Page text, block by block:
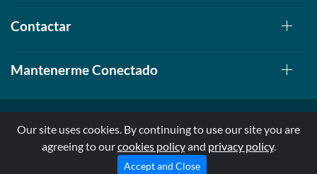
Contactar
Mantenerme Conectado
© 1999-2026, AllStarHealth.com | All Rights Reserved
* Estas declaraciones no han sido evaluadas por la FDA
Our site uses cookies. By continuing to use our site you are
agreeing to ourcookies policyand privacy policy.
Accept and Close